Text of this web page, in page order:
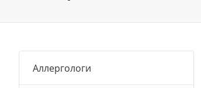
Аллергологи